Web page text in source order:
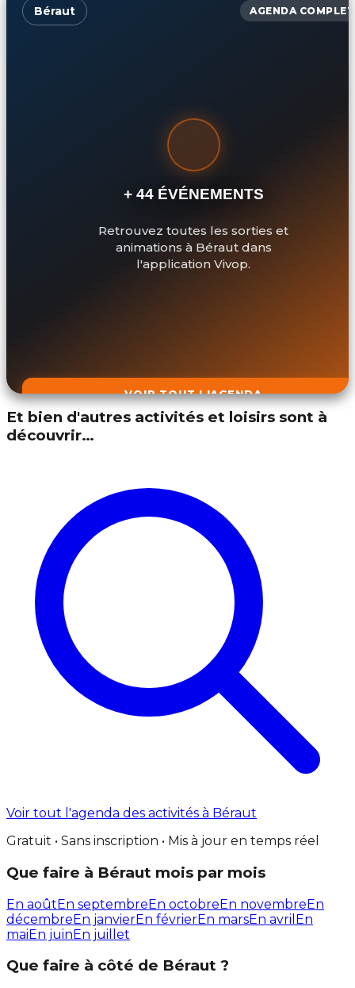
Béraut AGENDA COMPLET
+ 44 ÉVÉNEMENTS
Retrouvez toutes les sorties et
animations à Béraut dans
l'application Vivop.
VOIR TOUT L'AGENDA
Et bien d'autres activités et loisirs sont à
découvrir…
Voir tout l'agenda des activités à Béraut
Gratuit • Sans inscription • Mis à jour en temps réel
Que faire à Béraut mois par mois
En aoûtEn septembreEn octobreEn novembreEn
décembreEn janvierEn févrierEn marsEn avril En
maiEn juinEn juillet
Que faire à côté de Béraut ?